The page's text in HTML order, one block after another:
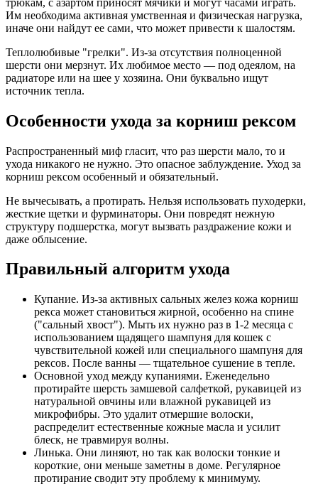
Им необходима активная умственная и физическая нагрузка,
иначе они найдут ее сами, что может привести к шалостям.
Теплолюбивые "грелки". Из-за отсутствия полноценной
шерсти они мерзнут. Их любимое место — под одеялом, на
радиаторе или на шее у хозяина. Они буквально ищут
источник тепла.
Особенности ухода за корниш рексом
Распространенный миф гласит, что раз шерсти мало, то и
ухода никакого не нужно. Это опасное заблуждение. Уход за
корниш рексом особенный и обязательный.
Не вычесывать, а протирать. Нельзя использовать пуходерки,
жесткие щетки и фурминаторы. Они повредят нежную
структуру подшерстка, могут вызвать раздражение кожи и
даже облысение.
Правильный алгоритм ухода
Купание. Из-за активных сальных желез кожа корниш
рекса может становиться жирной, особенно на спине
("сальный хвост"). Мыть их нужно раз в 1-2 месяца с
использованием щадящего шампуня для кошек с
чувствительной кожей или специального шампуня для
рексов. После ванны — тщательное сушение в тепле.
Основной уход между купаниями. Еженедельно
протирайте шерсть замшевой салфеткой, рукавицей из
натуральной овчины или влажной рукавицей из
микрофибры. Это удалит отмершие волоски,
распределит естественные кожные масла и усилит
блеск, не травмируя волны.
Линька. Они линяют, но так как волоски тонкие и
короткие, они меньше заметны в доме. Регулярное
протирание сводит эту проблему к минимуму.